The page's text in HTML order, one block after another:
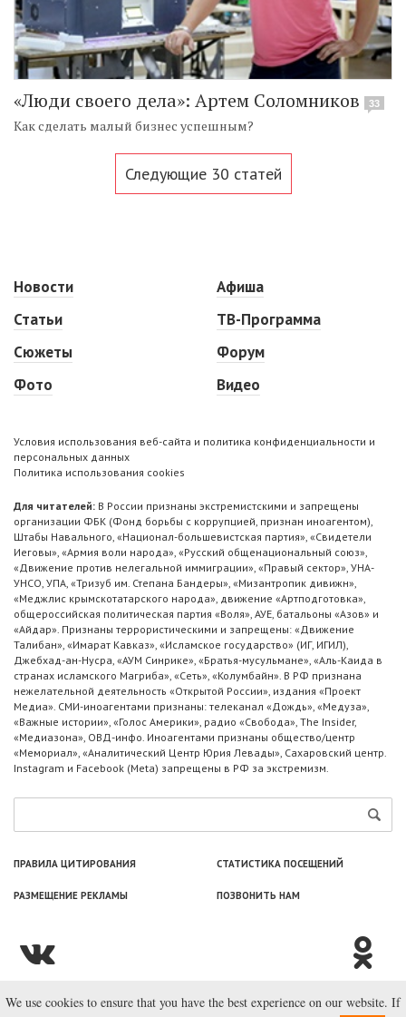
«Люди своего дела»: Артем Соломников 33
Как сделать малый бизнес успешным?
Следующие 30 статей
Новости
Статьи
Сюжеты
Фото
Афиша
ТВ-Программа
Форум
Видео
Условия использования веб-сайта и политика конфиденциальности и
персональных данных
Политика использования cookies
Для читателей: В России признаны экстремистскими и запрещены
организации ФБК (Фонд борьбы с коррупцией, признан иноагентом),
Штабы Навального, «Национал-большевистская партия», «Свидетели
Иеговы», «Армия воли народа», «Русский общенациональный союз»,
«Движение против нелегальной иммиграции», «Правый сектор», УНА-
УНСО, УПА, «Тризуб им. Степана Бандеры», «Мизантропик дивижн»,
«Меджлис крымскотатарского народа», движение «Артподготовка»,
общероссийская политическая партия «Воля», АУЕ, батальоны «Азов» и
«Айдар». Признаны террористическими и запрещены: «Движение
Талибан», «Имарат Кавказ», «Исламское государство» (ИГ, ИГИЛ),
Джебхад-ан-Нусра, «АУМ Синрике», «Братья-мусульмане», «Аль-Каида в
странах исламского Магриба», «Сеть», «Колумбайн». В РФ признана
нежелательной деятельность «Открытой России», издания «Проект
Медиа». СМИ-иноагентами признаны: телеканал «Дождь», «Медуза»,
«Важные истории», «Голос Америки», радио «Свобода», The Insider,
«Медиазона», ОВД-инфо. Иноагентами признаны общество/центр
«Мемориал», «Аналитический Центр Юрия Левады», Сахаровский центр.
Instagram и Facebook (Metа) запрещены в РФ за экстремизм.
ПРАВИЛА ЦИТИРОВАНИЯ СТАТИСТИКА ПОСЕЩЕНИЙ
РАЗМЕЩЕНИЕ РЕКЛАМЫ ПОЗВОНИТЬ НАМ
© ООО «Лаборатория Новоcтей», 2003—2026.
We use cookies to ensure that you have the best experience on our website. If